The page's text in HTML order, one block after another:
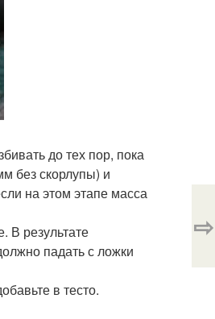
до тех пор, пока
без скорлупы) и
на этом этапе масса
В результате
падать с ложки
в тесто.
⇨